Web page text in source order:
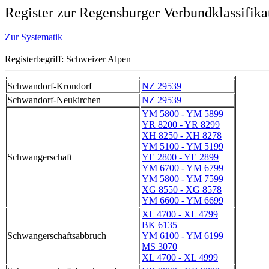
Register zur Regensburger
Zur Systematik
Registerbegriff: Schweizer Alpen
Schwandorf-Krondorf
NZ 29539
Schwandorf-Neukirchen
NZ 29539
Schwangerschaft
YM 5800 - YM 5899
YR 8200 - YR 8299
XH 8250 - XH 8278
YM 5100 - YM 5199
YE 2800 - YE 2899
YM 6700 - YM 6799
YM 5800 - YM 7599
XG 8550 - XG 8578
YM 6600 - YM 6699
Schwangerschaftsabbruch
XL 4700 - XL 4799
BK 6135
YM 6100 - YM 6199
MS 3070
XL 4700 - XL 4999